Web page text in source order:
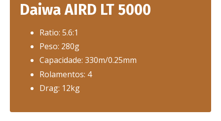
Daiwa AIRD LT 5000
Ratio: 5.6:1
Peso: 280g
Capacidade: 330m/0.25mm
Rolamentos: 4
Drag: 12kg